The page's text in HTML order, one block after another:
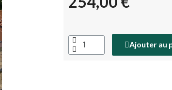
Ajouter au